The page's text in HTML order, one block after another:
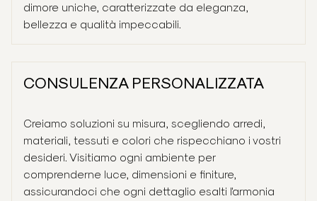
dimore uniche, caratterizzate da eleganza,
bellezza e qualità impeccabili.
CONSULENZA PERSONALIZZATA
Creiamo soluzioni su misura, scegliendo arredi,
materiali, tessuti e colori che rispecchiano i vostri
desideri. Visitiamo ogni ambiente per
comprenderne luce, dimensioni e finiture,
assicurandoci che ogni dettaglio esalti l'armonia
Spazio Living